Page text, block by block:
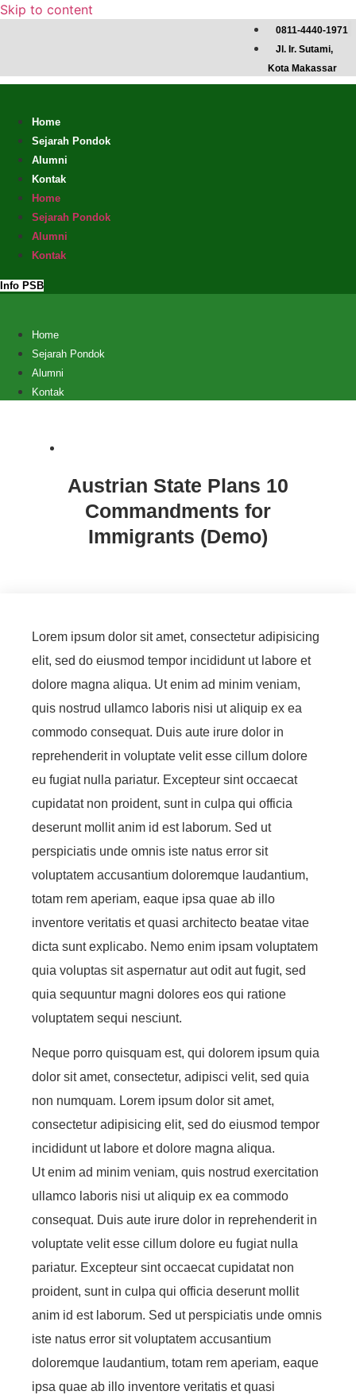
Skip to content
0811-4440-1971
Jl. Ir. Sutami,
Kota Makassar
Home
Sejarah Pondok
Alumni
Kontak
Home
Sejarah Pondok
Alumni
Kontak
Info PSB
Home
Sejarah Pondok
Alumni
Kontak
Austrian State Plans 10
Commandments for
Immigrants (Demo)
Lorem ipsum dolor sit amet, consectetur adipisicing
elit, sed do eiusmod tempor incididunt ut labore et
dolore magna aliqua. Ut enim ad minim veniam,
quis nostrud ullamco laboris nisi ut aliquip ex ea
commodo consequat. Duis aute irure dolor in
reprehenderit in voluptate velit esse cillum dolore
eu fugiat nulla pariatur. Excepteur sint occaecat
cupidatat non proident, sunt in culpa qui officia
deserunt mollit anim id est laborum. Sed ut
perspiciatis unde omnis iste natus error sit
voluptatem accusantium doloremque laudantium,
totam rem aperiam, eaque ipsa quae ab illo
inventore veritatis et quasi architecto beatae vitae
dicta sunt explicabo. Nemo enim ipsam voluptatem
quia voluptas sit aspernatur aut odit aut fugit, sed
quia sequuntur magni dolores eos qui ratione
voluptatem sequi nesciunt.
Neque porro quisquam est, qui dolorem ipsum quia
dolor sit amet, consectetur, adipisci velit, sed quia
non numquam. Lorem ipsum dolor sit amet,
consectetur adipisicing elit, sed do eiusmod tempor
incididunt ut labore et dolore magna aliqua.
Ut enim ad minim veniam, quis nostrud exercitation
ullamco laboris nisi ut aliquip ex ea commodo
consequat. Duis aute irure dolor in reprehenderit in
voluptate velit esse cillum dolore eu fugiat nulla
pariatur. Excepteur sint occaecat cupidatat non
proident, sunt in culpa qui officia deserunt mollit
anim id est laborum. Sed ut perspiciatis unde omnis
iste natus error sit voluptatem accusantium
doloremque laudantium, totam rem aperiam, eaque
ipsa quae ab illo inventore veritatis et quasi